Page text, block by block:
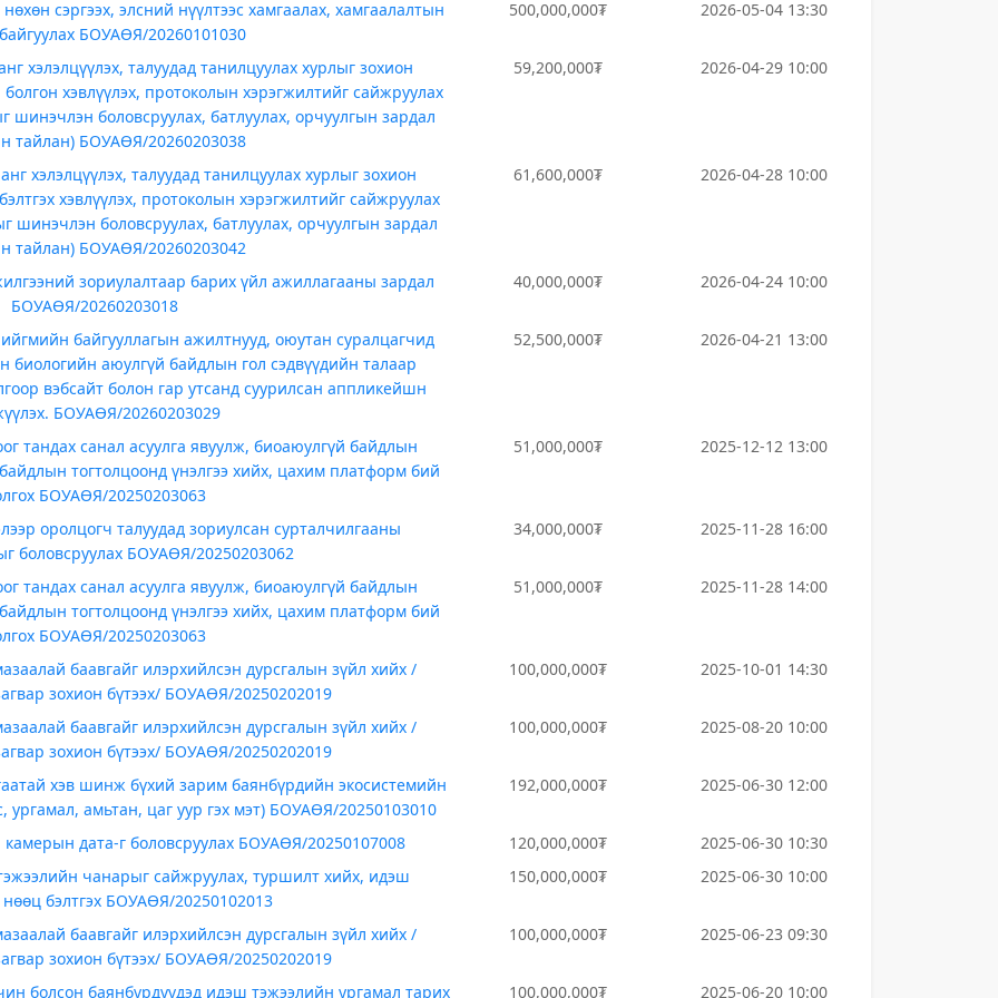
сэргээх, элсний нүүлтээс хамгаалах, хамгаалалтын
БОУАӨЯ/20260101030
500,000,000₮ 2026-05-04 13:30
хэлэлцүүлэх, талуудад танилцуулах хурлыг зохион
хэвлүүлэх, протоколын хэрэгжилтийг сайжруулах
шинэчлэн боловсруулах, батлуулах, орчуулгын зардал
тайлан) БОУАӨЯ/20260203038
59,200,000₮ 2026-04-29 10:00
хэлэлцүүлэх, талуудад танилцуулах хурлыг зохион
хэвлүүлэх, протоколын хэрэгжилтийг сайжруулах
шинэчлэн боловсруулах, батлуулах, орчуулгын зардал
тайлан) БОУАӨЯ/20260203042
61,600,000₮ 2026-04-28 10:00
зориулалтаар барих үйл ажиллагааны зардал
БОУАӨЯ/20260203018
40,000,000₮ 2026-04-24 10:00
байгууллагын ажилтнууд, оюутан суралцагчид
биологийн аюулгүй байдлын гол сэдвүүдийн талаар
вэбсайт болон гар утсанд суурилсан аппликейшн
БОУАӨЯ/20260203029
52,500,000₮ 2026-04-21 13:00
тандах санал асуулга явуулж, биоаюулгүй байдлын
тогтолцоонд үнэлгээ хийх, цахим платформ бий
БОУАӨЯ/20250203063
51,000,000₮ 2025-12-12 13:00
оролцогч талуудад зориулсан сурталчилгааны
боловсруулах БОУАӨЯ/20250203062
34,000,000₮ 2025-11-28 16:00
тандах санал асуулга явуулж, биоаюулгүй байдлын
тогтолцоонд үнэлгээ хийх, цахим платформ бий
БОУАӨЯ/20250203063
51,000,000₮ 2025-11-28 14:00
баавгайг илэрхийлсэн дурсгалын зүйл хийх /
зохион бүтээх/ БОУАӨЯ/20250202019
100,000,000₮ 2025-10-01 14:30
баавгайг илэрхийлсэн дурсгалын зүйл хийх /
зохион бүтээх/ БОУАӨЯ/20250202019
100,000,000₮ 2025-08-20 10:00
хэв шинж бүхий зарим баянбүрдийн экосистемийн
ургамал, амьтан, цаг уур гэх мэт) БОУАӨЯ/20250103010
192,000,000₮ 2025-06-30 12:00
дата-г боловсруулах БОУАӨЯ/20250107008 120,000,000₮
2025-06-30 10:30
чанарыг сайжруулах, туршилт хийх, идэш
бэлтгэх БОУАӨЯ/20250102013
150,000,000₮ 2025-06-30 10:00
баавгайг илэрхийлсэн дурсгалын зүйл хийх /
зохион бүтээх/ БОУАӨЯ/20250202019
100,000,000₮ 2025-06-23 09:30
болсон баянбүрдүүдэд идэш тэжээлийн ургамал тарих 100,000,000₮ 2025-06-20 10:00